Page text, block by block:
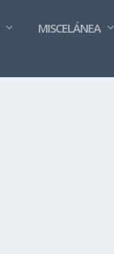
MISCELÁNEA